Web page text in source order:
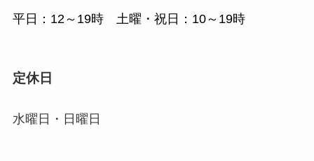
平日：12～19時 土曜・祝日：10～19時
定休日
水曜日・日曜日